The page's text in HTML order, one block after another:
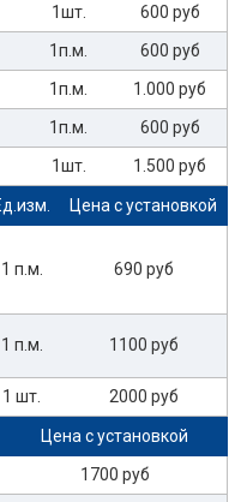
1шт.
600 руб
1п.м.
600 руб
1п.м.
1.000 руб
1п.м.
600 руб
1шт. 1.500 руб
Цена с установкой
1 п.м. 690 руб
1 п.м. 1100 руб
1 шт. 2000 руб
Цена с установкой
1700 руб